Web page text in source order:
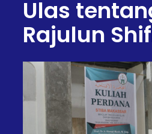
Ulas
Rajulun